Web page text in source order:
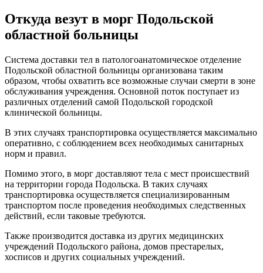
Откуда везут в морг Подольской
областной больницы
Система доставки тел в патологоанатомическое отделение
Подольской областной больницы организована таким
образом, чтобы охватить все возможные случаи смерти в зоне
обслуживания учреждения. Основной поток поступает из
различных отделений самой Подольской городской
клинической больницы.
В этих случаях транспортировка осуществляется максимально
оперативно, с соблюдением всех необходимых санитарных
норм и правил.
Помимо этого, в морг доставляют тела с мест происшествий
на территории города Подольска. В таких случаях
транспортировка осуществляется специализированным
транспортом после проведения необходимых следственных
действий, если таковые требуются.
Также производится доставка из других медицинских
учреждений Подольского района, домов престарелых,
хосписов и других социальных учреждений.